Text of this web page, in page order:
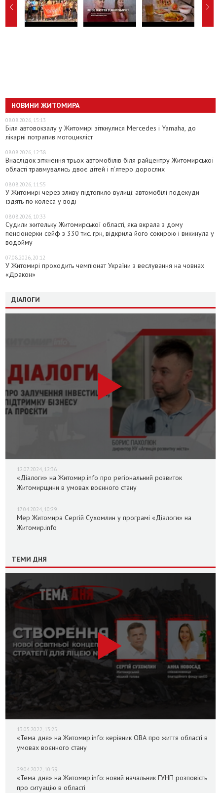
НОВИНИ ЖИТОМИРА
08.08.2026, 15:13
Біля автовокзалу у Житомирі зіткнулися Mercedes і Yamaha, до
лікарні потрапив мотоцикліст
08.08.2026, 12:38
Внаслідок зіткнення трьох автомобілів біля райцентру Житомирської
області травмувались двоє дітей і пʼятеро дорослих
08.08.2026, 11:55
У Житомирі через зливу підтопило вулиці: автомобілі подекуди
їздять по колеса у воді
08.08.2026, 10:33
Судили жительку Житомирської області, яка вкрала з дому
пенсіонерки сейф з 330 тис. грн, відкрила його сокирою і викинула у
водойму
07.08.2026, 20:12
У Житомирі проходить чемпіонат України з веслування на човнах
«Дракон»
ДІАЛОГИ
12.07.2024, 12:36
«Діалоги» на Житомир.info про регіональний розвиток
Житомирщини в умовах воєнного стану
17.04.2024, 10:29
Мер Житомира Сергій Сухомлин у програмі «Діалоги» на
Житомир.info
ТЕМИ ДНЯ
13.05.2022, 13:25
«Тема дня» на Житомир.info: керівник ОВА про життя області в
умовах воєнного стану
29.04.2022, 10:59
«Тема дня» на Житомир.info: новий начальник ГУНП розповість
про ситуацію в області